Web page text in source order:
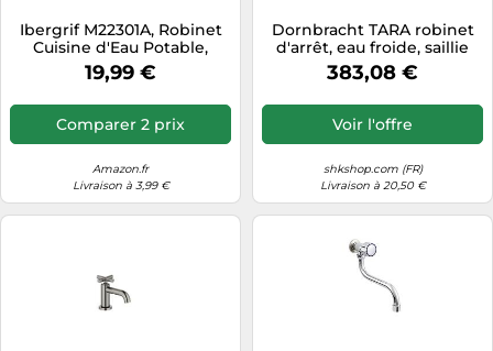
Ibergrif M22301A, Robinet
Cuisine d'Eau Potable,
Robinet de Cuisine en
Acier Inoxydable, Pivotant à
360°, Robinet à Osmose
Inverse avec 4 Adaptateurs
de Robinet, Sans Plomb,
19,99 €
Comparer 2 prix
Amazon.fr
Livraison à 3,99 €
Dornbracht TARA robinet
d'arrêt, eau froide, saillie
100mm, 17500892-39,
Couleur: Dark Brass brossé
383,08 €
Voir l'offre
shkshop.com (FR)
Livraison à 20,50 €